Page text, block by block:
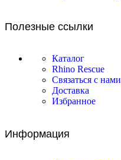
Полезные ссылки
Каталог
Rhino Rescue
Связаться с нами
Доставка
Избранное
Информация